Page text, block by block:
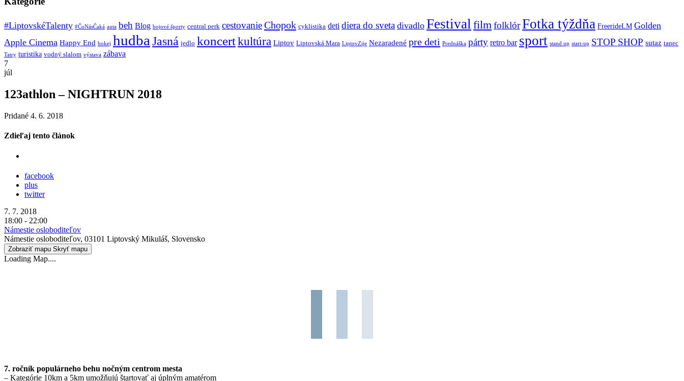
#LiptovskéTalenty #ČoNásČaká auta beh Blog bojové športy central perk cestovanieChopok cyklistika deti diera do sveta divadlo Festival filmfolklórFotka týždňa FreerideLM Golden
Apple Cinema Happy End hokej hudba Jasná jedlo koncertkultúra Liptov Liptovská Mara LiptovZije Nezaradené pre deti Prednáška párty retro bar sport stand up start-up STOP SHOP sutaz tanec
Tatry turistika vodný slalom výstava zábava
7
júl
123athlon – NIGHTRUN 2018
Pridané 4. 6. 2018
Zdieľaj tento článok
facebook
plus
twitter
7. 7. 2018
18:00 - 22:00
Námestie osloboditeľov
Námestie osloboditeľov, 03101 Liptovský Mikuláš, Slovensko
Zobraziť mapu Skryť mapu
Loading Map....
7. ročník populárneho behu nočným centrom mesta
– Kategórie 10km a 5km umožňujú štartovať aj úplným amatérom